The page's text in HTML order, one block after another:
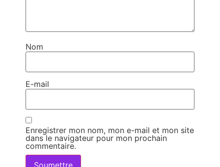
Nom
E-mail
Enregistrer mon nom, mon e-mail et mon site
dans le navigateur pour mon prochain
commentaire.